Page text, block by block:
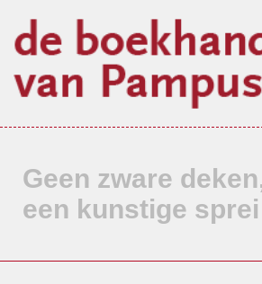
Geen zware
een kunstige sprei